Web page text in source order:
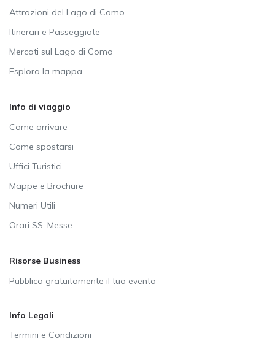
Attrazioni del Lago di Como
Itinerari e Passeggiate
Mercati sul Lago di Como
Esplora la mappa
Info di viaggio
Come arrivare
Come spostarsi
Uffici Turistici
Mappe e Brochure
Numeri Utili
Orari SS. Messe
Risorse Business
Pubblica gratuitamente il tuo evento
Info Legali
Termini e Condizioni